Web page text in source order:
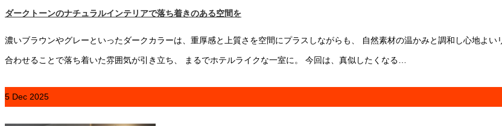
ダークトーンのナチュラルインテリアで落ち着きのある空間を
濃いブラウンやグレーといったダークカラーは、重厚感と上質さを空間にプラスしながらも、 自然素材の温かみと調和し心地よ
合わせることで落ち着いた雰囲気が引き立ち、 まるでホテルライクな一室に。 今回は、真似したくなる…
5 Dec 2025